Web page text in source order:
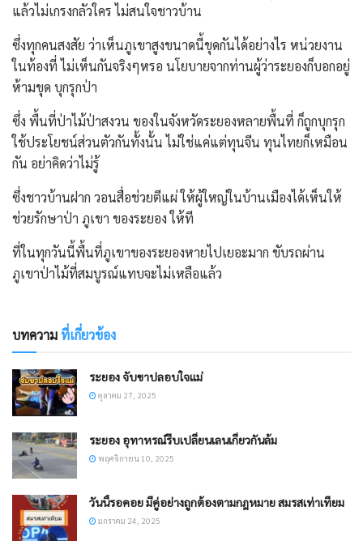
แล้วไม่เกรงกลัวใคร ไม่สนใจชาวบ้าน
ซึ่งทุกคนสงสัย ว่าเห็นภูเขาสูงขนาดนี้ขุดกันได้อย่างไร หน่วยงาน
ในท้องที่ ไม่เห็นกันจริงๆหรอ นโยบายจากท่านผู้ว่าระยองก็บอกอยู่
ห้ามขุด บุกรุกป่า
ซึ่ง พื้นที่ป่าไม้ป่าสงวน ของในจังหวัดระยองหลายพื้นที่ ก็ถูกบุกรุก
ใช้ประโยชน์ส่วนตัวกันทั้งนั้น ไม่ใช่แค่แต่ทุนจีน ทุนไทยก็เหมือน
กัน อย่าคิดว่าไม่รู้
ซึ่งชาวบ้านฝาก วอนสื่อช่วยตีแผ่ ให้ผู้ใหญ่ในบ้านเมืองได้เห็นให้
ช่วยรักษาป่า ภูเขา ของระยอง ให้ที
ที่ในทุกวันนี้พื้นที่ภูเขาของระยองหายไปเยอะมาก ขับรถผ่าน
ภูเขาป่าไม้ที่สมบูรณ์แทบจะไม่เหลือแล้ว
บทความที่เกี่ยวข้อง
ระยอง จับขาปลอบใจแม่
ตุลาคม 27, 2025
ระยอง อุทาหรณ์รีบเปลี่ยนเลนเกี่ยวกันล้ม
พฤศจิกายน 10, 2025
วันนี้รอคอย มีคู่อย่างถูกต้องตามกฎหมาย สมรสเท่าเทียม
มกราคม 24, 2025